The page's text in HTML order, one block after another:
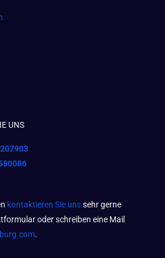
UNS
kontaktieren Sie unssehr gerne
oder schreiben eine Mail
.